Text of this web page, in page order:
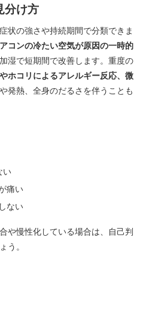
分け方
状の強さや持続期間で分類できま
コンの冷たい空気が原因の一時的
湿で短期間で改善します。重度の
ホコリによるアレルギー反応、微
発熱、全身のだるさを伴うことも
い
痛い
ない
や慢性化している場合は、自己判
う。